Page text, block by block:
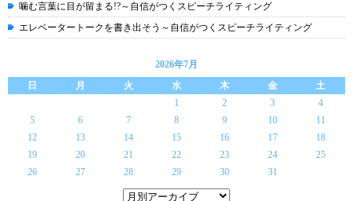
噛む言葉に目が留まる!?～自信がつくスピーチライティング
エレベータートークを書き出そう～自信がつくスピーチライティング
2026年7月
日
月 火 水 木 金
土
1
2 3
4
5
6 7 8 9 10
11
12
13 14 15 16 17
18
19
20 21 22 23 24
25
26
27 28 29 30 31